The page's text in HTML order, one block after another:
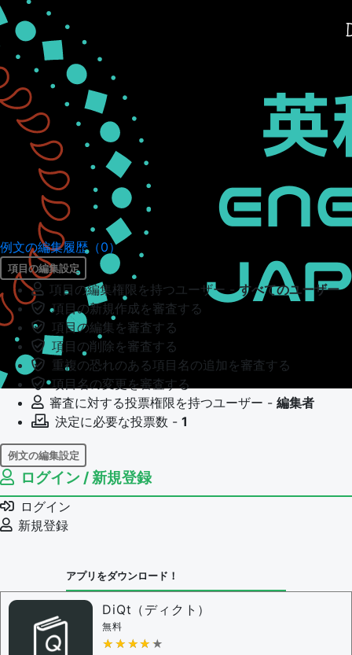
例文の編集履歴（0）
項目の編集設定
項目の編集権限を持つユーザー -すべてのユーザー
項目の新規作成を審査する
項目の編集を審査する
項目の削除を審査する
重複の恐れのある項目名の追加を審査する
項目名の変更を審査する
審査に対する投票権限を持つユーザー - 編集者
決定に必要な投票数 - 1
例文の編集設定
例文の編集権限を持つユーザー -
例文の編集を審査する
例文の削除を審査する
審査に対する投票権限を持つユーザー -
問題の編集権限を持つユーザー -
審査に対する投票権限を持つユーザー -
ザー
ログイン / 新規登録
ログイン
新規登録
アプリをダウンロード！
DiQt（ディクト）
無料
★★★★★
★★★★★